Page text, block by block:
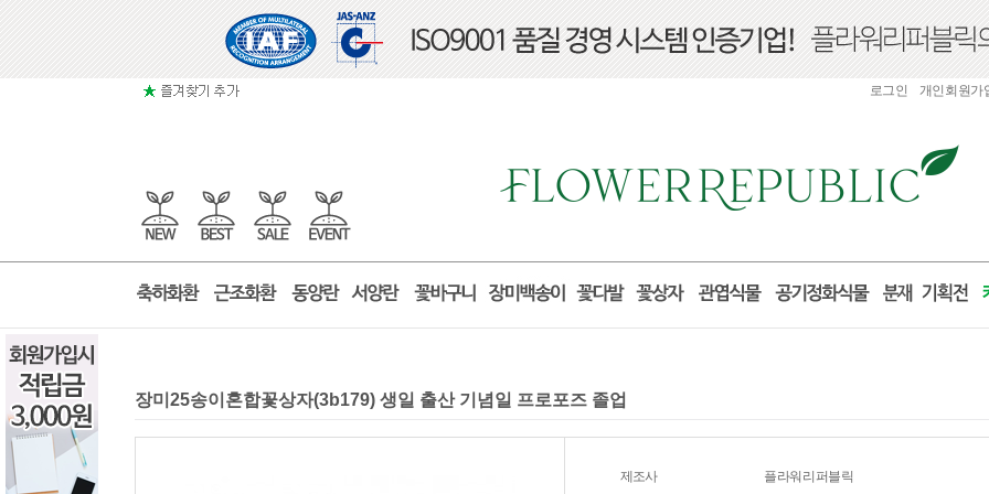
로그인 개인회원가
장미25송이혼합꽃상자(3b179) 생일 출산 기념일 프로포즈 졸업
제조사 플라워리퍼블릭